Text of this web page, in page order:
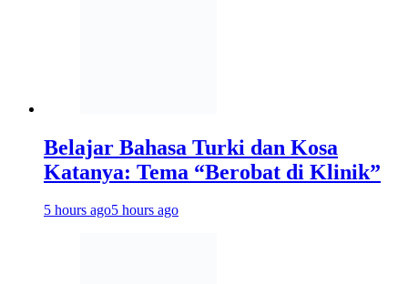
Belajar Bahasa Turki dan Kosa
Katanya: Tema “Berobat di Klinik”
5 hours ago5 hours ago